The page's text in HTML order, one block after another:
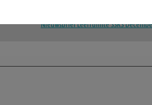
Nieuwsbrief Leerruimte SSRS